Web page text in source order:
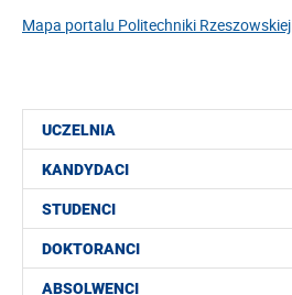
Mapa portalu Politechniki Rzeszowskiej
UCZELNIA
KANDYDACI
STUDENCI
DOKTORANCI
ABSOLWENCI